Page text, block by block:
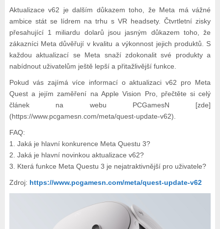
Aktualizace v62 je dalším důkazem toho, že Meta má vážné
ambice stát se lídrem na trhu s VR headsety. Čtvrtletní zisky
přesahující 1 miliardu dolarů jsou jasným důkazem toho, že
zákazníci Meta důvěřují v kvalitu a výkonnost jejich produktů. S
každou aktualizací se Meta snaží zdokonalit své produkty a
nabídnout uživatelům ještě lepší a přitažlivější funkce.
Pokud vás zajímá více informací o aktualizaci v62 pro Meta
Quest a jejím zaměření na Apple Vision Pro, přečtěte si celý
článek na webu PCGamesN [zde]
(https://www.pcgamesn.com/meta/quest-update-v62).
FAQ:
1. Jaká je hlavní konkurence Meta Questu 3?
2. Jaká je hlavní novinkou aktualizace v62?
3. Která funkce Meta Questu 3 je nejatraktivnější pro uživatele?
Zdroj: https://www.pcgamesn.com/meta/quest-update-v62